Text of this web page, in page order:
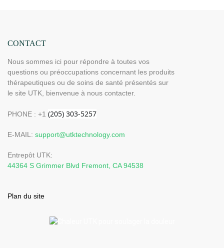
CONTACT
Nous sommes ici pour répondre à toutes vos
questions ou préoccupations concernant les produits
thérapeutiques ou de soins de santé présentés sur
le site UTK, bienvenue à nous contacter.
PHONE : +1
E-MAIL: support@utktechnology.com
Entrepôt UTK:
44364 S Grimmer Blvd Fremont, CA 94538
Plan du site